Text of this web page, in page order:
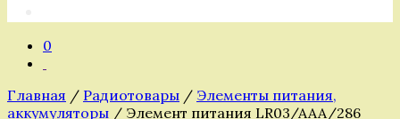
0
Главная / Радиотовары / Элементы питания,
аккумуляторы / Элемент питания LR03/AAA/286